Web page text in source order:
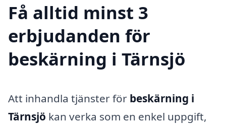
Få alltid minst 3
erbjudanden för
beskärning i Tärnsjö
Att inhandla tjänster för beskärning i
Tärnsjö kan verka som en enkel uppgift,